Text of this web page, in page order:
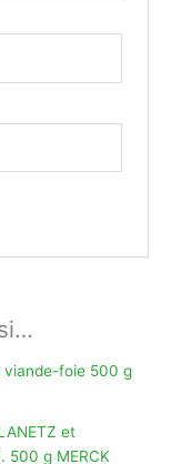
et
500 g MERCK